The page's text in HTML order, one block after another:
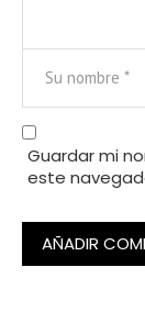
Guardar mi
este